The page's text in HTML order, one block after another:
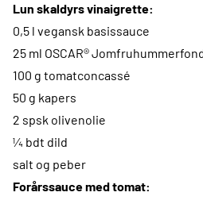
Lun skaldyrs vinaigrette:
0,5 l vegansk basissauce
25 ml OSCAR®
100 g tomatconcassé
50 g kapers
2 spsk olivenolie
¼ bdt dild
salt og peber
Forårssauce med tomat: